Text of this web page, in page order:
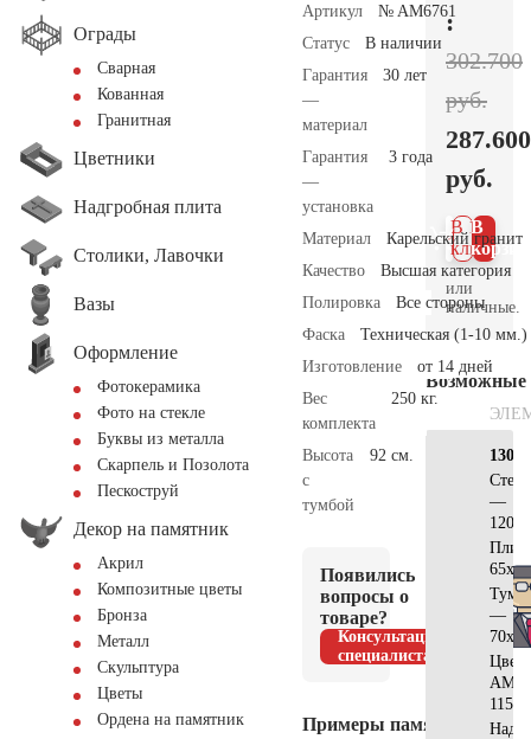
Ограды
Сварная
Кованная
Гранитная
Цветники
Надгробная плита
Столики, Лавочки
Вазы
Оформление
Фотокерамика
Фото на стекле
Буквы из металла
Скарпель и Позолота
Пескоструй
Декор на памятник
Акрил
Композитные цветы
Бронза
Металл
Скульптура
Цветы
Ордена на памятник
Артикул
№ AM6761
Статус
В наличии
Гарантия
—
материал
30 лет
Гарантия
—
установка
3 года
Материал
Карельский гранит
Качество
Высшая категория
Полировка
Все стороны
Фаска
Техническая (1-10 мм.)
Изготовление
от 14 дней
Вес
комплекта
250 кг.
Высота
с
тумбой
92 см.
Появились
вопросы о
товаре?
Консультация
специалиста
Примеры памятников
:
302.700
руб.
287.600
руб.
В
В 1
клик
или
наличные.
Возможные
—
—